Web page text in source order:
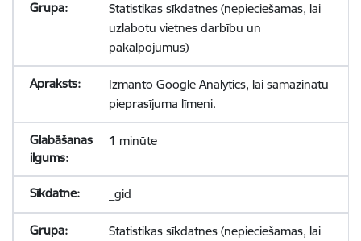
Statistikas sīkdatnes (nepieciešamas, lai
uzlabotu vietnes darbību un
pakalpojumus)
Izmanto Google Analytics, lai samazinātu
pieprasījuma līmeni.
1 minūte
_gid
Statistikas sīkdatnes (nepieciešamas, lai